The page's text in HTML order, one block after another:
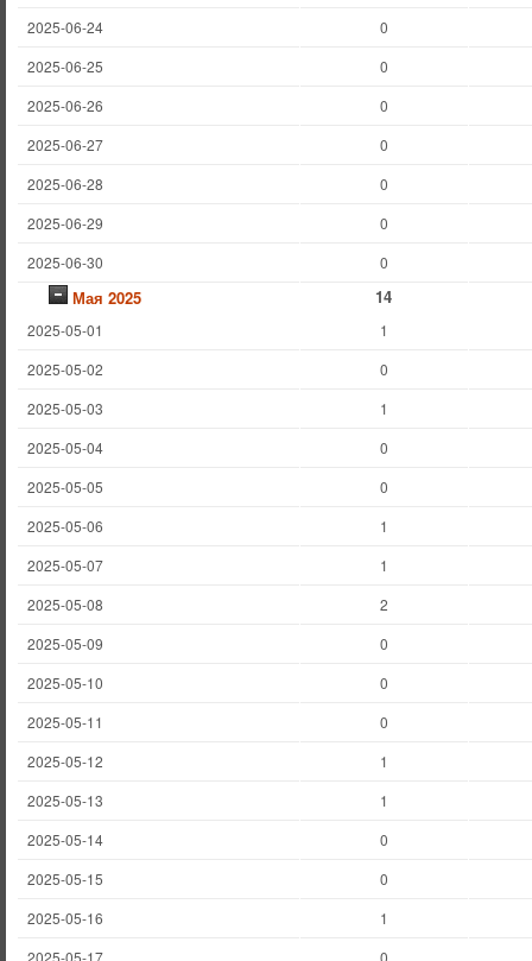
2025-06-24
0
2025-06-25
0
2025-06-26
0
2025-06-27
0
2025-06-28
0
2025-06-29
0
2025-06-30
0
Мая 2025 14
2025-05-01
1
2025-05-02
0
2025-05-03
1
2025-05-04
0
2025-05-05
0
2025-05-06
1
2025-05-07
1
2025-05-08
2
2025-05-09
0
2025-05-10
0
2025-05-11
0
2025-05-12
1
2025-05-13
1
2025-05-14
0
2025-05-15
0
2025-05-16
1